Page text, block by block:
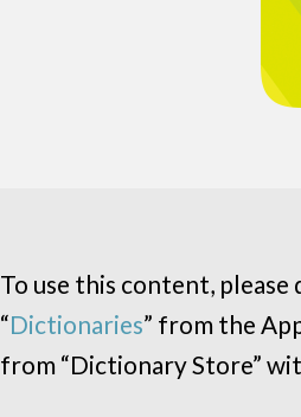
To use this content,
“Dictionaries” from the
from “Dictionary Store”